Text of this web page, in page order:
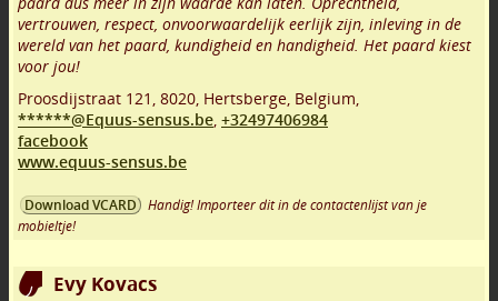
vertrouwen, respect, onvoorwaardelijk eerlijk zijn, inleving in de
wereld van het paard, kundigheid en handigheid. Het paard kiest
voor jou!
Proosdijstraat 121 , 8020, Hertsberge, Belgium,
******@Equus-sensus.be, +32497406984
facebook
www.equus-sensus.be
Download VCARD
Handig! Importeer dit in de contactenlijst van je
mobieltje!
Evy Kovacs